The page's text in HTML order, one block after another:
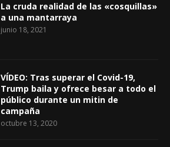
La cruda realidad de las «cosquillas»
a una mantarraya
junio 18, 2021
VÍDEO: Tras superar el Covid-19,
Trump baila y ofrece besar a todo el
público durante un mitin de
campaña
octubre 13, 2020